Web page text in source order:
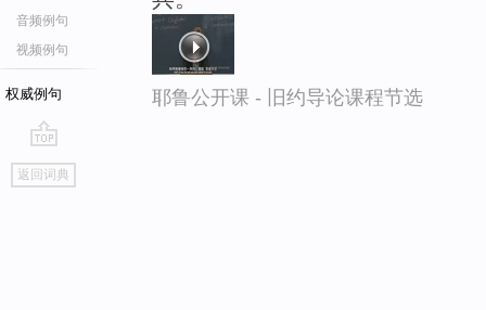
音频例句
视频例句
权威例句
go
top
返回词典
耶鲁公开课 - 旧约导论课程节选